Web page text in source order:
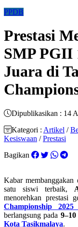
PPDB
Prestasi
SMP PGII
Juara di
Dipublikasikan : 14
Kategori : Artikel /
Kesiswaan /Prestasi
Bagikan
Kabar membanggakan
satu siswi terbaik,
menorehkan prestasi
Championship
berlangsung pada
Kota Tasikmalaya.